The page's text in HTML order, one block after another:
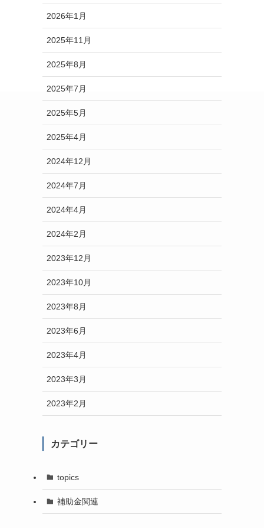
2026年1月
2025年11月
2025年8月
2025年7月
2025年5月
2025年4月
2024年12月
2024年7月
2024年4月
2024年2月
2023年12月
2023年10月
2023年8月
2023年6月
2023年4月
2023年3月
2023年2月
カテゴリー
topics
補助金関連